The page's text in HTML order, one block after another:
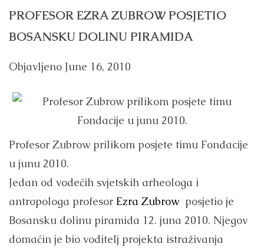
PROFESOR EZRA ZUBROW POSJETIO
BOSANSKU DOLINU PIRAMIDA
Objavljeno June 16, 2010
Profesor Zubrow prilikom posjete timu Fondacije
u junu 2010.
Jedan od vodećih svjetskih arheologa i
antropologa profesor Ezra Zubrow posjetio je
Bosansku dolinu piramida 12. juna 2010. Njegov
domaćin je bio voditelj projekta istraživanja